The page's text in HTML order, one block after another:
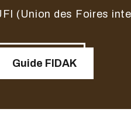
(Union des Foires
Guide FIDAK